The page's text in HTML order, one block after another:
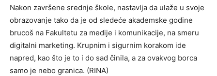
Nakon završene srednje škole, nastavlja da ulaže u svoje
obrazovanje tako da je od sledeće akademske godine
brucoš na Fakultetu za medije i komunikacije, na smeru
digitalni marketing. Krupnim i sigurnim korakom ide
napred, kao što je to i do sad činila, a za ovakvog borca
samo je nebo granica. (RINA)